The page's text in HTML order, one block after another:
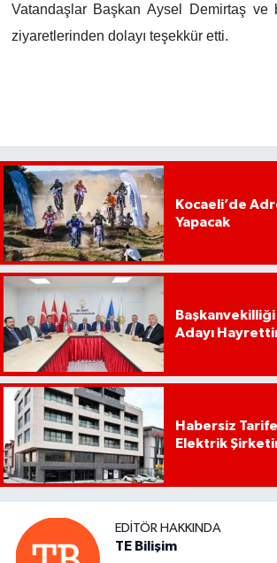
Vatandaşlar Başkan Aysel Demirtaş ve
ziyaretlerinden dolayı teşekkür etti.
Kocaeli’de
Yapacak
Başkanvekilliği
Adayı
Habersiz
Elektrik
EDITÖR HAKKINDA
TE Bilişim